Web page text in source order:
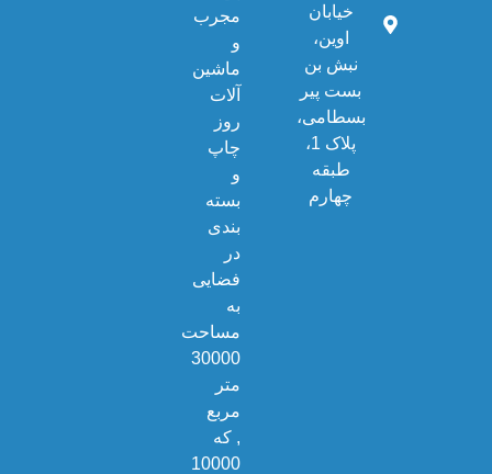
خیابان
اوین،
نبش بن
بست پیر
بسطامی،
پلاک 1،
طبقه
چهارم
مجرب
و
ماشین
آلات
روز
چاپ
و
بسته
بندی
در
فضایی
به
مساحت
30000
متر
مربع
, که
10000